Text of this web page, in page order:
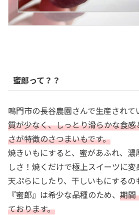
蜜郎って？？
鳴門市の長谷農園さんで生産されて
質が少なく、しっとり滑らかな食
さが特徴のさつまいもです。
焼きいもにすると、蜜があふれ、
しさ！焼くだけで極上スイーツに変
天ぷらにしたり、干しいもにする
『蜜郎』は希少な品種のため、 期間
ております。